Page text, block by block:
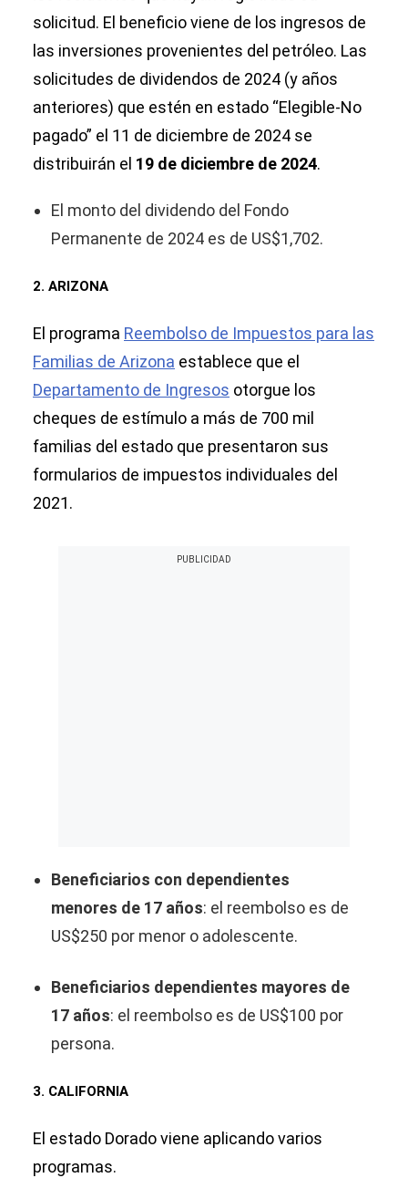
solicitud. El beneficio viene de los ingresos de
las inversiones provenientes del petróleo. Las
solicitudes de dividendos de 2024 (y años
anteriores) que estén en estado “Elegible-No
pagado” el 11 de diciembre de 2024 se
distribuirán el 19 de diciembre de 2024.
El monto del dividendo del Fondo
Permanente de 2024 es de US$1,702.
2. ARIZONA
El programa Reembolso de Impuestos para las
Familias de Arizona establece que el
Departamento de Ingresos otorgue los
cheques de estímulo a más de 700 mil
familias del estado que presentaron sus
formularios de impuestos individuales del
2021.
Beneficiarios con dependientes
menores de 17 años: el reembolso es de
US$250 por menor o adolescente.
Beneficiarios dependientes mayores de
17 años: el reembolso es de US$100 por
persona.
3. CALIFORNIA
El estado Dorado viene aplicando varios
programas.